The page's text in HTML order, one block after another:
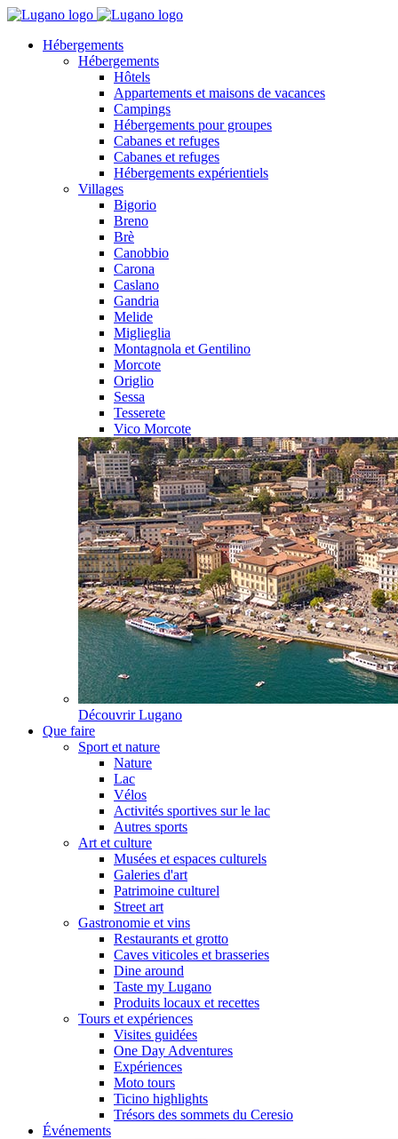
Hébergements
Hébergements
Hôtels
Appartements et maisons de vacances
Campings
Hébergements pour groupes
Cabanes et refuges
Cabanes et refuges
Hébergements expérientiels
Villages
Bigorio
Breno
Brè
Canobbio
Carona
Caslano
Gandria
Melide
Miglieglia
Montagnola et Gentilino
Morcote
Origlio
Sessa
Tesserete
Vico Morcote
Découvrir Lugano
Que faire
Sport et nature
Nature
Lac
Vélos
Activités sportives sur le lac
Autres sports
Art et culture
Musées et espaces culturels
Galeries d'art
Patrimoine culturel
Street art
Gastronomie et vins
Restaurants et grotto
Caves viticoles et brasseries
Dine around
Taste my Lugano
Produits locaux et recettes
Tours et expériences
Visites guidées
One Day Adventures
Expériences
Moto tours
Ticino highlights
Trésors des sommets du Ceresio
Événements